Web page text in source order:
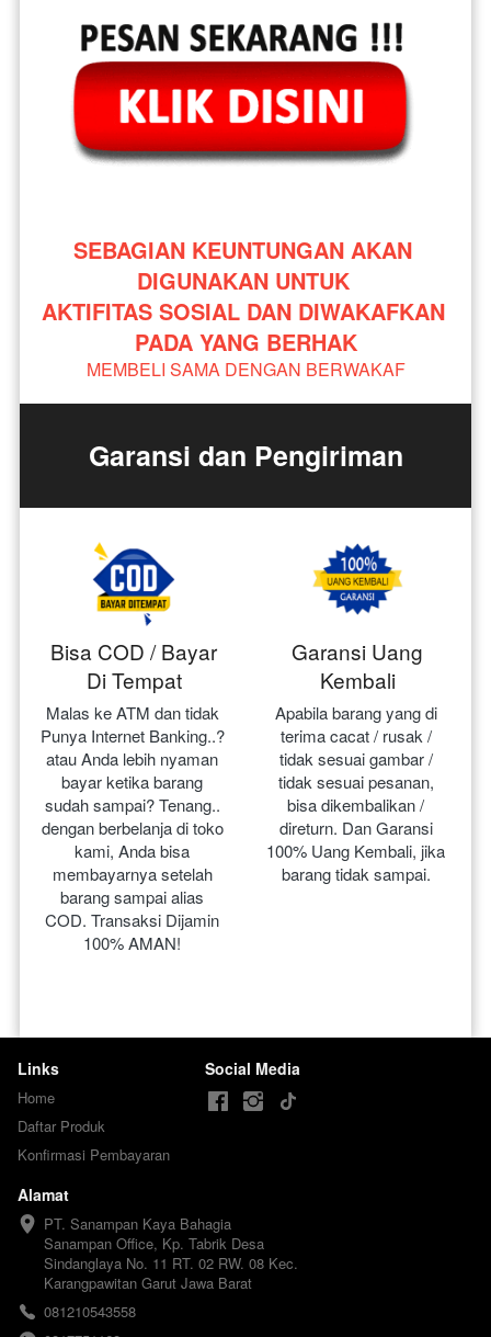
SEBAGIAN KEUNTUNGAN AKAN
DIGUNAKAN UNTUK
AKTIFITAS SOSIAL DAN DIWAKAFKAN
PADA YANG BERHAK
MEMBELI SAMA DENGAN BERWAKAF
Garansi dan Pengiriman
Bisa COD / Bayar
Di Tempat
Malas ke ATM dan tidak
Punya Internet Banking..?
atau Anda lebih nyaman
bayar ketika barang
sudah sampai? Tenang..
dengan berbelanja di toko
kami, Anda bisa
membayarnya setelah
barang sampai alias
COD. Transaksi Dijamin
100% AMAN!
Garansi Uang
Kembali
Apabila barang yang di
terima cacat / rusak /
tidak sesuai gambar /
tidak sesuai pesanan,
bisa dikembalikan /
direturn. Dan Garansi
100% Uang Kembali, jika
barang tidak sampai.
Links
Home
Daftar Produk
Konfirmasi Pembayaran
Social Media
Alamat
PT. Sanampan Kaya Bahagia
Sanampan Office, Kp. Tabrik Desa
Sindanglaya No. 11 RT. 02 RW. 08 Kec.
Karangpawitan Garut Jawa Barat
081210543558